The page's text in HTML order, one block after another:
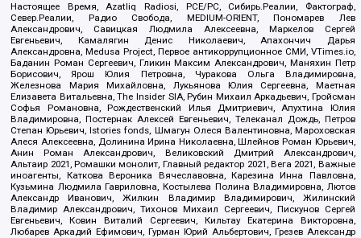
Настоящее Время, Azatliq Radiosi, PCE/PC, Сибирь.Реалии, Фактограф,
Север.Реалии, Радио Свобода, MEDIUM-ORIENT, Пономарев Лев
Александрович, Савицкая Людмила Алексеевна, Маркелов Сергей
Евгеньевич, Камалягин Денис Николаевич, Апахончич Дарья
Александровна, Medusa Project, Первое антикоррупционное СМИ, VTimes.io,
Баданин Роман Сергеевич, Гликин Максим Александрович, Маняхин Петр
Борисович, Ярош Юлия Петровна, Чуракова Ольга Владимировна,
Железнова Мария Михайловна, Лукьянова Юлия Сергеевна, Маетная
Елизавета Витальевна, The Insider SIA, Рубин Михаил Аркадьевич, Гройсман
Софья Романовна, Рождественский Илья Дмитриевич, Апухтина Юлия
Владимировна, Постернак Алексей Евгеньевич, Телеканал Дождь, Петров
Степан Юрьевич, Istories fonds, Шмагун Олеся Валентиновна, Мароховская
Алеся Алексеевна, Долинина Ирина Николаевна, Шлейнов Роман Юрьевич,
Анин Роман Александрович, Великовский Дмитрий Александрович,
Альтаир 2021, Ромашки монолит, Главный редактор 2021, Вега 2021, Важные
иноагенты, Каткова Вероника Вячеславовна, Карезина Инна Павловна,
Кузьмина Людмила Гавриловна, Костылева Полина Владимировна, Лютов
Александр Иванович, Жилкин Владимир Владимирович, Жилинский
Владимир Александрович, Тихонов Михаил Сергеевич, Пискунов Сергей
Евгеньевич, Ковин Виталий Сергеевич, Кильтау Екатерина Викторовна,
Любарев Аркадий Ефимович, Гурман Юрий Альбертович, Грезев Александр